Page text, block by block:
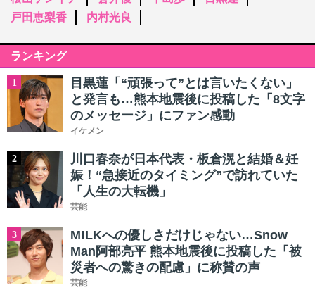
戸田恵梨香
内村光良
ランキング
1
目黒蓮「“頑張って”とは言いたくない」
と発言も…熊本地震後に投稿した「8文字
のメッセージ」にファン感動
イケメン
2
川口春奈が日本代表・板倉滉と結婚＆妊
娠！“急接近のタイミング”で訪れていた
「人生の大転機」
芸能
3
M!LKへの優しさだけじゃない…Snow
Man阿部亮平 熊本地震後に投稿した「被
災者への驚きの配慮」に称賛の声
芸能